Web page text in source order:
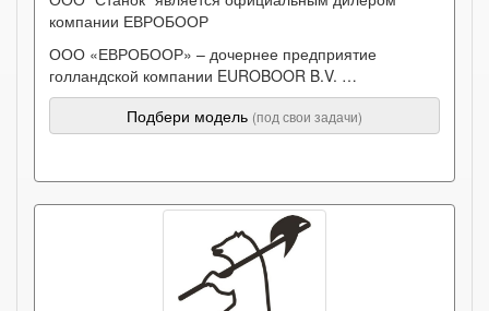
компании ЕВРОБООР
ООО «ЕВРОБООР» – дочернее предприятие
голландской компании EUROBOOR B.V. …
Подбери модель (под свои задачи)